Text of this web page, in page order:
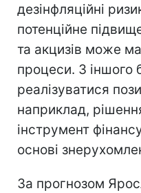
дезінфляційні
потенційне
та акцизів може
процеси. З іншого
реалізуватися
наприклад,
інструмент
основі
За прогнозом